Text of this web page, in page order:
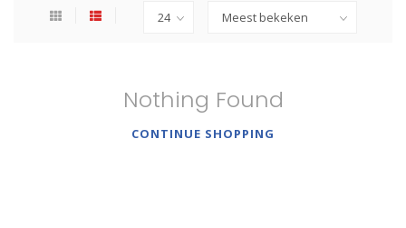
Nothing Found
CONTINUE SHOPPING